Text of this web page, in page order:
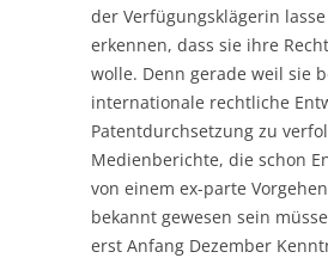
der Verfügungsklägerin
erkennen, dass sie ihre
wolle. Denn gerade weil sie
internationale rechtliche
Patentdurchsetzung zu
Medienberichte, die schon
von einem ex-parte
bekannt gewesen sein
erst Anfang Dezember